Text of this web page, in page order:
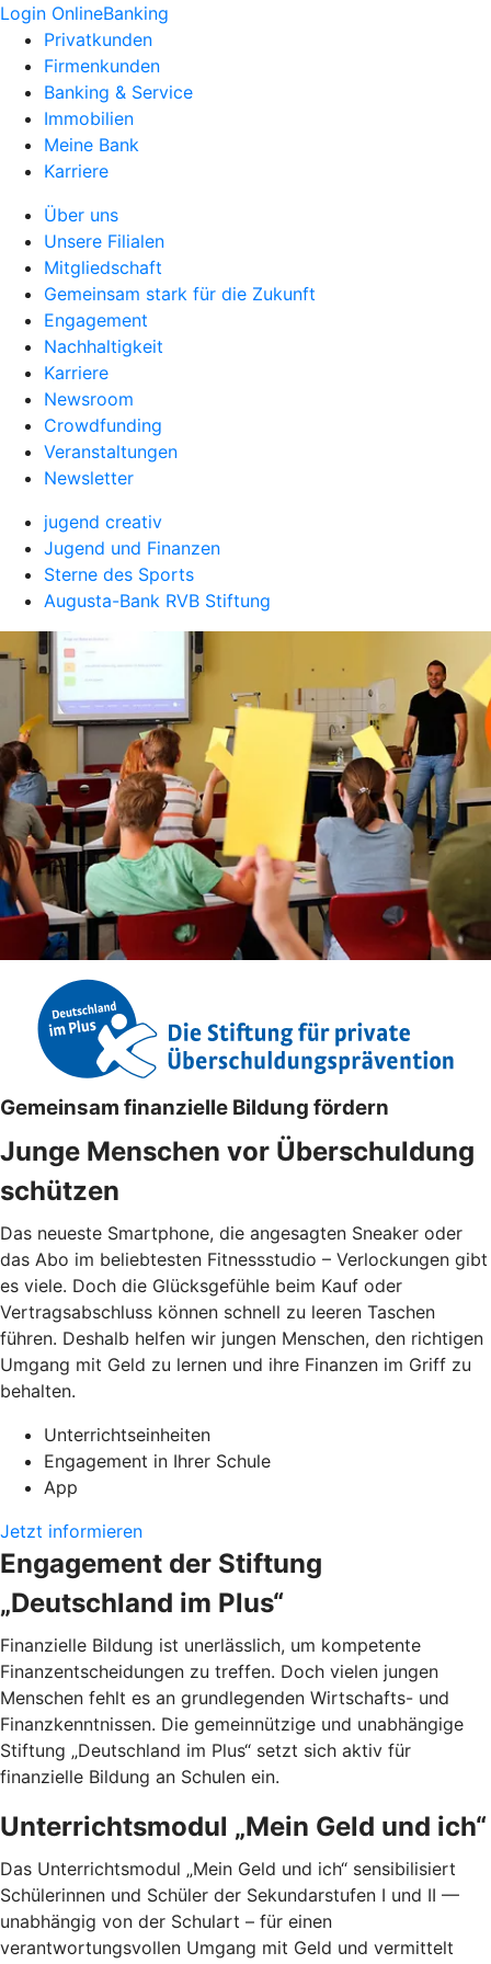
Login OnlineBanking
Privatkunden
Firmenkunden
Banking & Service
Immobilien
Meine Bank
Karriere
Über uns
Unsere Filialen
Mitgliedschaft
Gemeinsam stark für die Zukunft
Engagement
Nachhaltigkeit
Karriere
Newsroom
Crowdfunding
Veranstaltungen
Newsletter
jugend creativ
Jugend und Finanzen
Sterne des Sports
Augusta-Bank RVB Stiftung
Gemeinsam finanzielle Bildung fördern
Junge Menschen vor Überschuldung
schützen
Das neueste Smartphone, die angesagten Sneaker oder
das Abo im beliebtesten Fitnessstudio – Verlockungen gibt
es viele. Doch die Glücksgefühle beim Kauf oder
Vertragsabschluss können schnell zu leeren Taschen
führen. Deshalb helfen wir jungen Menschen, den richtigen
Umgang mit Geld zu lernen und ihre Finanzen im Griff zu
behalten.
Unterrichtseinheiten
Engagement in Ihrer Schule
App
Jetzt informieren
Engagement der Stiftung
„Deutschland im Plus“
Finanzielle Bildung ist unerlässlich, um kompetente
Finanzentscheidungen zu treffen. Doch vielen jungen
Menschen fehlt es an grundlegenden Wirtschafts- und
Finanzkenntnissen. Die gemeinnützige und unabhängige
Stiftung „Deutschland im Plus“ setzt sich aktiv für
finanzielle Bildung an Schulen ein.
Unterrichtsmodul „Mein Geld und ich“
Das Unterrichtsmodul „Mein Geld und ich“ sensibilisiert
Schülerinnen und Schüler der Sekundarstufen I und II —
unabhängig von der Schulart – für einen
verantwortungsvollen Umgang mit Geld und vermittelt